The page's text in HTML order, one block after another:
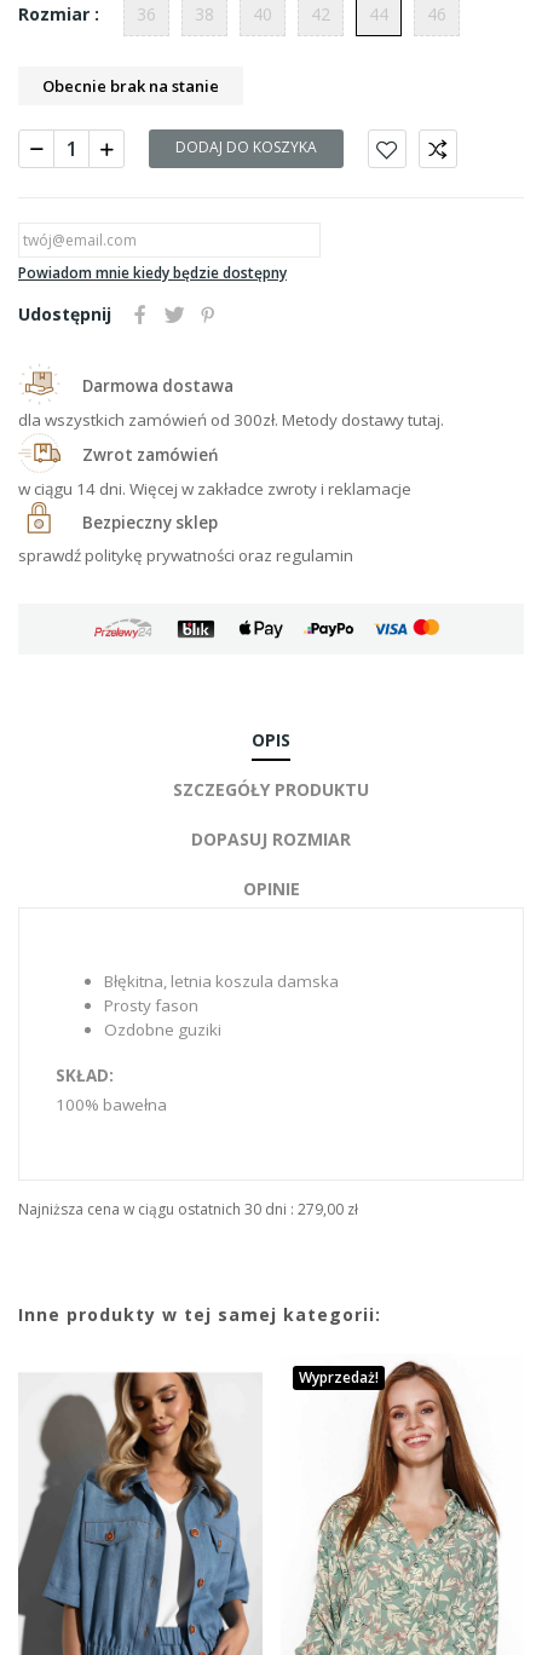
Rozmiar : 36 38 40 42 44 46
Obecnie brak na stanie
DODAJ DO KOSZYKA
Powiadom mnie kiedy będzie dostępny
Udostępnij
Darmowa dostawa
dla wszystkich zamówień od 300zł. Metody dostawy tutaj.
Zwrot zamówień
w ciągu 14 dni. Więcej w zakładce zwroty i reklamacje
Bezpieczny sklep
sprawdź politykę prywatności oraz regulamin
OPIS
SZCZEGÓŁY PRODUKTU
DOPASUJ ROZMIAR
OPINIE
Błękitna, letnia koszula damska
Prosty fason
Ozdobne guziki
SKŁAD:
100% bawełna
Najniższa cena w ciągu ostatnich 30 dni : 279,00 zł
Inne produkty w tej samej kategorii:
Wyprzedaż!